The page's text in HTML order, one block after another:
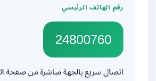
رقم الهاتف الرئيسي
24800760
اتصال سريع بالجهة مباشرة من صفحة الدليل.